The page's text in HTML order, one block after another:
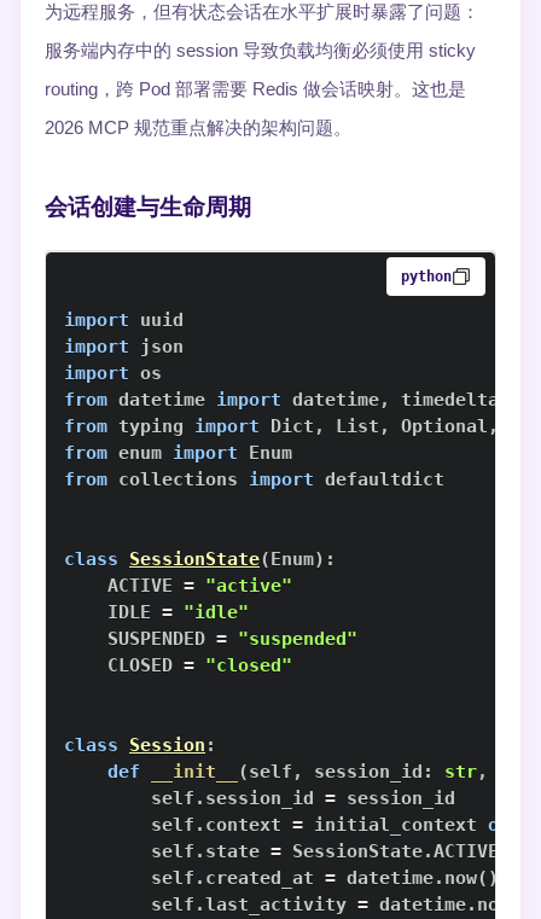
为远程服务，但有状态会话在水平扩展时暴露了问题：
服务端内存中的 session 导致负载均衡必须使用 sticky
routing，跨 Pod 部署需要 Redis 做会话映射。这也是
2026 MCP 规范重点解决的架构问题。
会话创建与生命周期
python
import
import
import
from datetime import datetime,
from typing import Dict , List , Optional ,
from enum import
from collections import
class SessionState(Enum) :
    ACTIVE
= "active"
    IDLE
= "idle"
    SUSPENDED
= "suspended"
    CLOSED
= "closed"
class Session :
def
__init__ (self , session_id : str,
        self
. session_id =
        self
. context = initial_context or
        self
. state = SessionState.
        self
. created_at = datetime. now( )
        self
.last_activity = datetime. now